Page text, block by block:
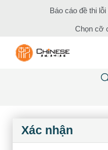
Chuyển tới nội dung chính
Báo cáo đề thi
Chọn cỡ
Xác nhận